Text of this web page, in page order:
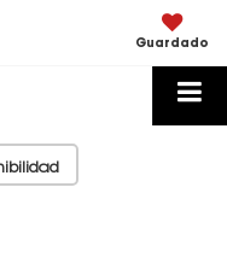
Guardado
luego